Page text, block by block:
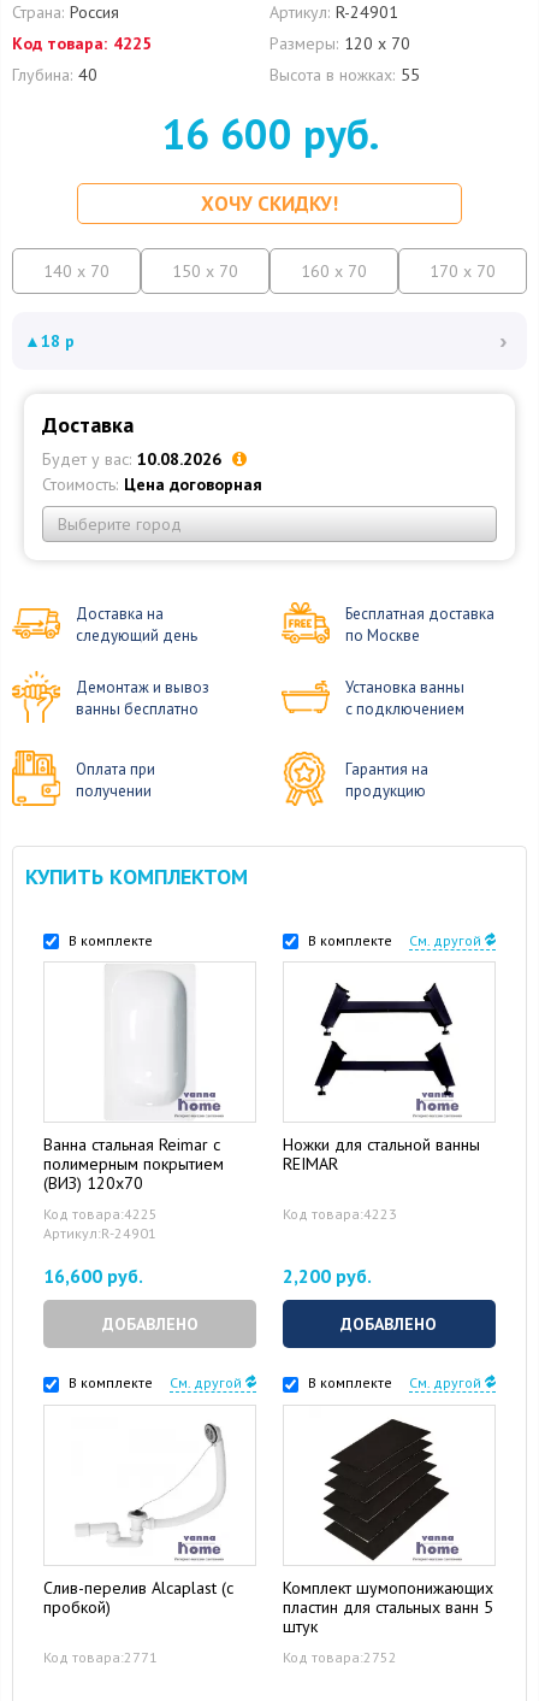
Страна: Россия Артикул: R-24901
Код товара: 4225 Размеры: 120 х 70
Глубина: 40 Высота в ножках: 55
16 600 руб.
ХОЧУ СКИДКУ!
140 x 70 150 x 70 160 x 70 170 x 70
▲18 р ›
Доставка
Будет у вас: 10.08.2026
Стоимость: Цена договорная
Выберите город
Доставка на
следующий день
Бесплатная доставка
по Москве
Демонтаж и вывоз
ванны бесплатно
Установка ванны
с подключением
Оплата при
получении
Гарантия на
продукцию
КУПИТЬ КОМПЛЕКТОМ
В комплекте
Ванна стальная Reimar с
полимерным покрытием
(ВИЗ) 120x70
Код товара:4225
Артикул:R-24901
16,600 руб.
ДОБАВЛЕНО
В комплекте См. другой
Ножки для стальной ванны
REIMAR
Код товара:4223
2,200 руб.
ДОБАВЛЕНО
В комплекте См. другой
Слив-перелив Alcaplast (с
пробкой)
Код товара:2771
В комплекте См. другой
Комплект шумопонижающих
пластин для стальных ванн 5
штук
Код товара:2752